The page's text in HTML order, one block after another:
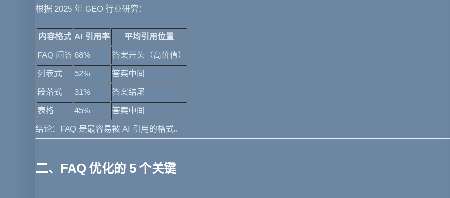
根据 2025 年 GEO 行业研究：
内容格式 AI 引用率
平均引用位置
FAQ 问答 68%
答案开头（高价值）
列表式
52%
答案中间
段落式
31%
答案结尾
表格
45%
答案中间
结论：FAQ 是最容易被 AI 引用的格式。
二、FAQ 优化的 5 个关键